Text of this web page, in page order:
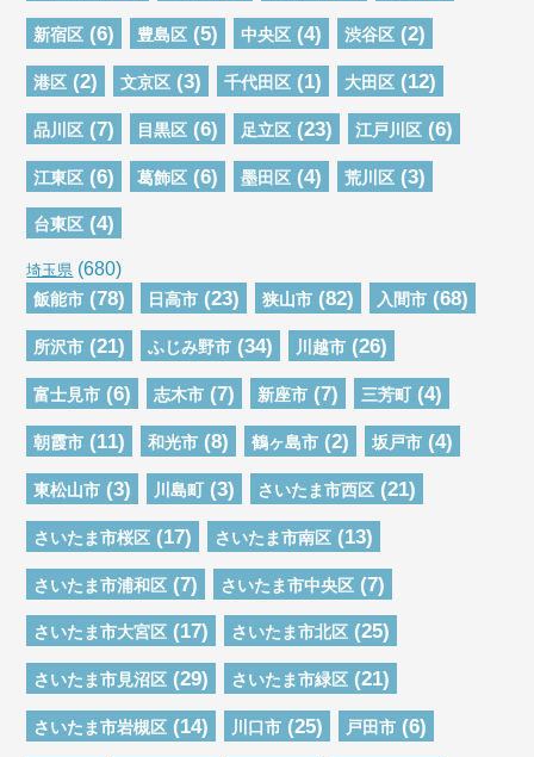
新宿区 (6) 豊島区 (5) 中央区 (4) 渋谷区 (2)
港区 (2) 文京区 (3) 千代田区 (1) 大田区 (12)
品川区 (7) 目黒区 (6) 足立区 (23) 江戸川区 (6)
江東区 (6) 葛飾区 (6) 墨田区 (4) 荒川区 (3)
台東区 (4)
埼玉県 (680)
飯能市 (78) 日高市 (23) 狭山市 (82) 入間市 (68)
所沢市 (21) ふじみ野市 (34) 川越市 (26)
富士見市 (6) 志木市 (7) 新座市 (7) 三芳町 (4)
朝霞市 (11) 和光市 (8) 鶴ヶ島市 (2) 坂戸市 (4)
東松山市 (3) 川島町 (3) さいたま市西区 (21)
さいたま市桜区 (17) さいたま市南区 (13)
さいたま市浦和区 (7) さいたま市中央区 (7)
さいたま市大宮区 (17) さいたま市北区 (25)
さいたま市見沼区 (29) さいたま市緑区 (21)
さいたま市岩槻区 (14) 川口市 (25) 戸田市 (6)